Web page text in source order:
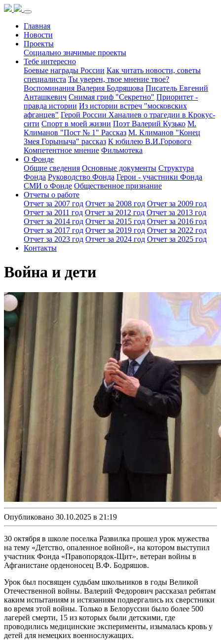
Главная
Новости
Проекты
Социально значимые проекты
Тебе интересно
Боевые награды России Как читать новости, советы
специалиста Ты уверен, твое мнение твое?
Воспоминания Валерия Бодряшова Писатель Евгений
Анташкевич Снимая гриф "Секретно" Приоритет -
правда истории Из истории встреч "московских
афганцев" Герой России Ханалиев о трагедии в Крокус-
сити Спорт в моей жизни Поэт Валерий Кузько М.
Климанов "Пост № 1" Рассказ М. Климанов "Конец
Змея Горыныча" рассказ К юбилею В.И.Горового
Компетентное мнение Фильмотека
О Фонде
Общие сведения Основные документы Структура
Фонда Руководство Фонда Герои - участники Фонда
СМИ о Фонде Общественное признание
Отчеты о работе
Отчет за 2007 год Отчет за 2008 год Отчет за 2009 год
Отчет за 2011 год Отчет за 2012 год Отчет за 2013 год
Отчет за 2014 год Отчет за 2015 год Отчет за 2016 год
Отчет за 2017 год Отчет за 2019 год Отчет за 2022 год
Отчет за 2023 год Отчет за 2024 год Отчет за 2025 год
Контакты
Война и дети
Опубликовано 30.10.2025 в 21:19
30 октября в школе поселка Развилка прошел урок мужества
на тему «Детство, опаленное войной», на котором выступил
участник Фонда «Правопорядок-Щит», ветеран войны в
Афганистане орденоносец В.Ф. Бодряшов.
Урок был посвящен судьбам школьников в годы Великой
Отечественной войны. Валерий Федорович рассказал ребятам
каким испытаниям и истязаниям подвергались их сверстники
во время этой войны. Только в Белоруссии было более 500
лагерей смерти, 15 из которых были детскими, где
проводились медицинские эксперименты, изымалась кровь у
детей для немецких военнослужащих.